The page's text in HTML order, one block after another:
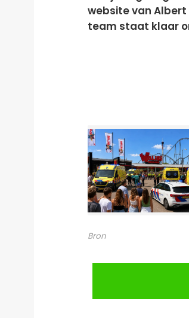
website van
team staat klaar
Bron